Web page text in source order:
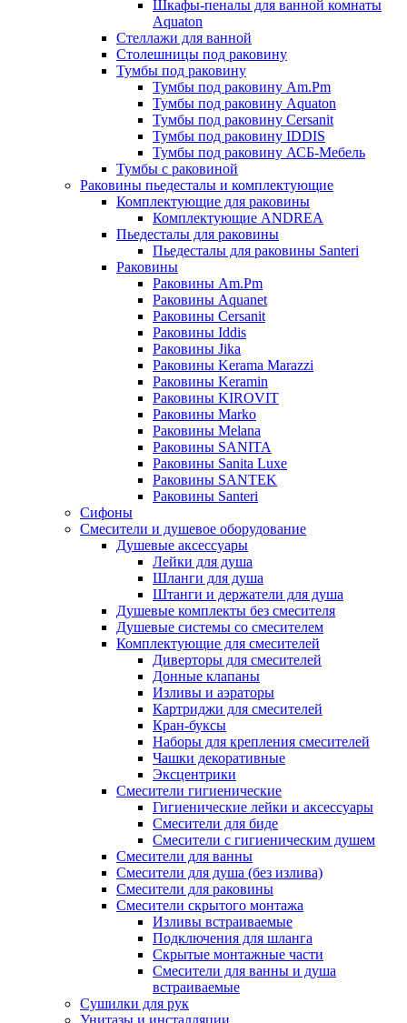
Шкафы-пеналы для ванной комнаты
Aquaton
Стеллажи для ванной
Столешницы под раковину
Тумбы под раковину
Тумбы под раковину Am.Pm
Тумбы под раковину Aquaton
Тумбы под раковину Cersanit
Тумбы под раковину IDDIS
Тумбы под раковину АСБ-Мебель
Тумбы с раковиной
Раковины пьедесталы и комплектующие
Комплектующие для раковины
Комплектующие ANDREA
Пьедесталы для раковины
Пьедесталы для раковины Santeri
Раковины
Раковины Am.Pm
Раковины Aquanet
Раковины Cersanit
Раковины Iddis
Раковины Jika
Раковины Kerama Marazzi
Раковины Keramin
Раковины KIROVIT
Раковины Marko
Раковины Melana
Раковины SANITA
Раковины Sanita Luxe
Раковины SANTEK
Раковины Santeri
Сифоны
Смесители и душевое оборудование
Душевые аксессуары
Лейки для душа
Шланги для душа
Штанги и держатели для душа
Душевые комплекты без смесителя
Душевые системы со смесителем
Комплектующие для смесителей
Диверторы для смесителей
Донные клапаны
Изливы и аэраторы
Картриджи для смесителей
Кран-буксы
Наборы для крепления смесителей
Чашки декоративные
Эксцентрики
Смесители гигиенические
Гигиенические лейки и аксессуары
Смесители для биде
Смесители с гигиеническим душем
Смесители для ванны
Смесители для душа (без излива)
Смесители для раковины
Смесители скрытого монтажа
Изливы встраиваемые
Подключения для шланга
Скрытые монтажные части
Смесители для ванны и душа
встраиваемые
Сушилки для рук